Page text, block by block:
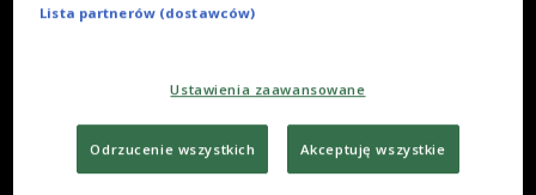
Lista partnerów (dostawców)
Ustawienia zaawansowane
Odrzucenie wszystkich Akceptuję wszystkie